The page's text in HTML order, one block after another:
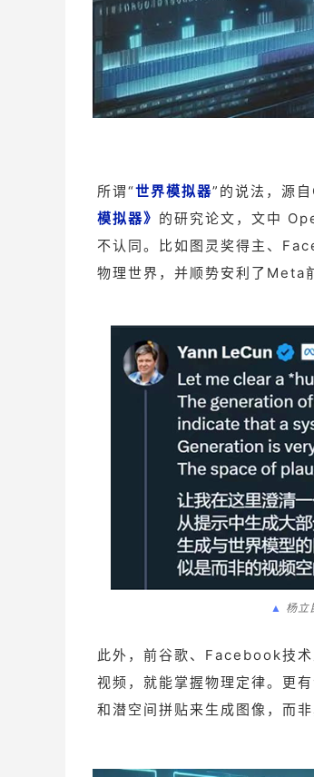
所谓“世界模拟器”的说法，源
模拟器》 的研究论文，文中
不认同。比如图灵奖得主、
物理世界，并顺势安利了Meta
▲ 杨立
此外，前谷歌、Facebook技
视频，就能掌握物理定律。更
和潜空间拼贴来生成图像，而